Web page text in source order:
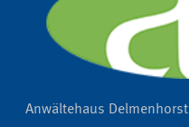
Anwältehaus Delmenhorst